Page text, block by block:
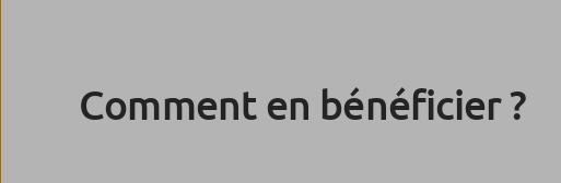
Comment en bénéficier ?